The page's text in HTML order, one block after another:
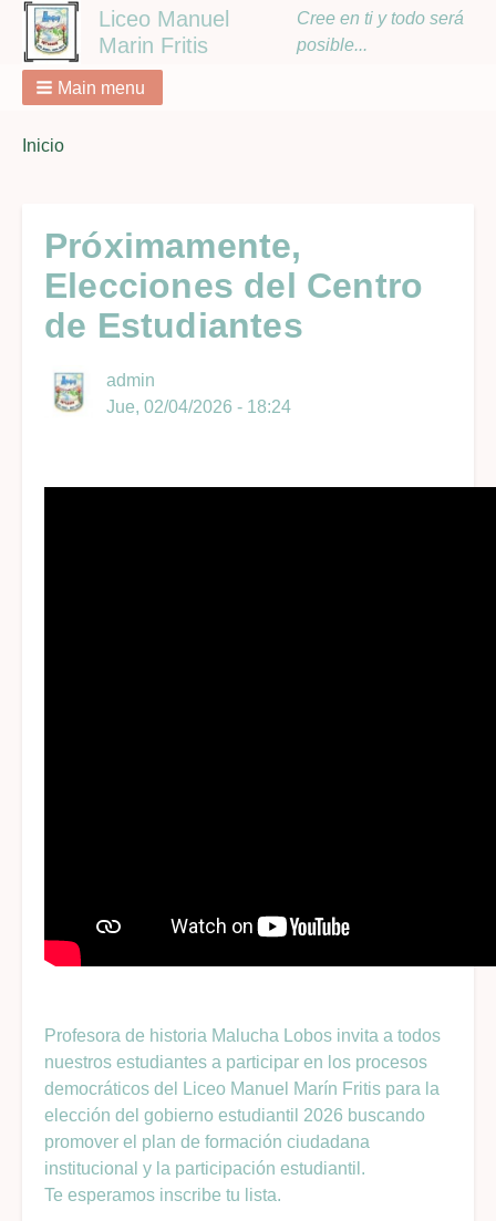
Liceo Manuel
Marin Fritis
Cree en ti y todo será
posible...
Main menu
Breadcrumbs
You
Inicio
Próximamente,
Elecciones del Centro
de Estudiantes
admin
Jue, 02/04/2026 - 18:24
Profesora de historia Malucha Lobos invita a todos
nuestros estudiantes a participar en los procesos
democráticos del Liceo Manuel Marín Fritis para la
elección del gobierno estudiantil 2026 buscando
promover el plan de formación ciudadana
institucional y la participación estudiantil.
Te esperamos inscribe tu lista.